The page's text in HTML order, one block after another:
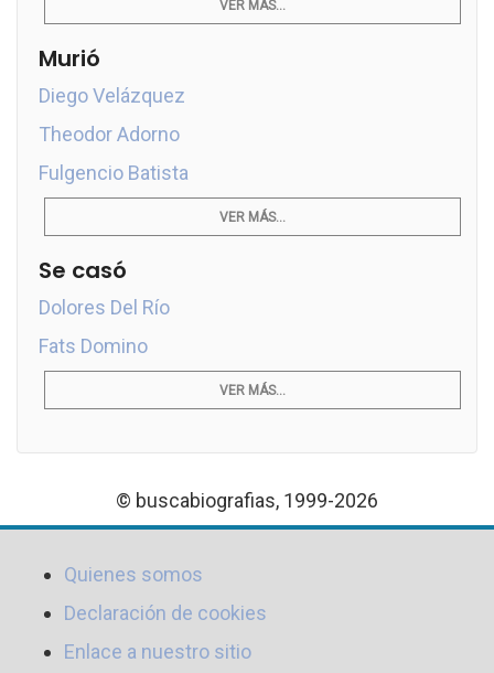
VER MÁS...
Murió
Diego Velázquez
Theodor Adorno
Fulgencio Batista
VER MÁS...
Se casó
Dolores Del Río
Fats Domino
VER MÁS...
© buscabiografias, 1999-2026
Quienes somos
Declaración de cookies
Enlace a nuestro sitio